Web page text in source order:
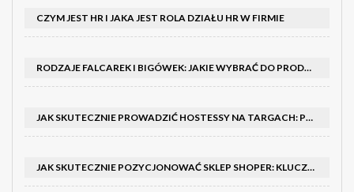
CZYM JEST HR I JAKA JEST ROLA DZIAŁU HR W FIRMIE
RODZAJE FALCAREK I BIGÓWEK: JAKIE WYBRAĆ DO PRODUKCJI?
JAK SKUTECZNIE PROWADZIĆ HOSTESSY NA TARGACH: PORADNIK I SZKOLENIA
JAK SKUTECZNIE POZYCJONOWAĆ SKLEP SHOPER: KLUCZOWE KROKI I STRATEGIE